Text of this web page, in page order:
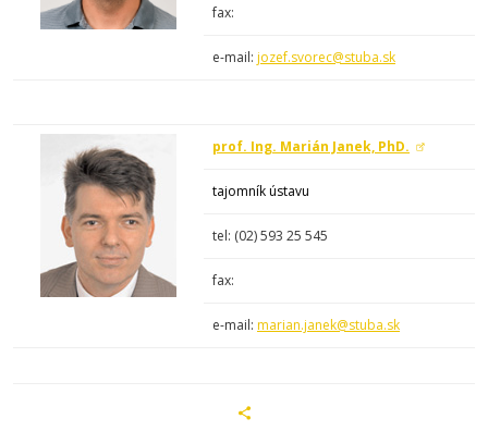
fax:
e-mail: jozef.svorec@stuba.sk
prof. Ing. Marián Janek, PhD.
tajomník ústavu
tel: (02)593 25 545
fax:
e-mail: marian.janek@stuba.sk